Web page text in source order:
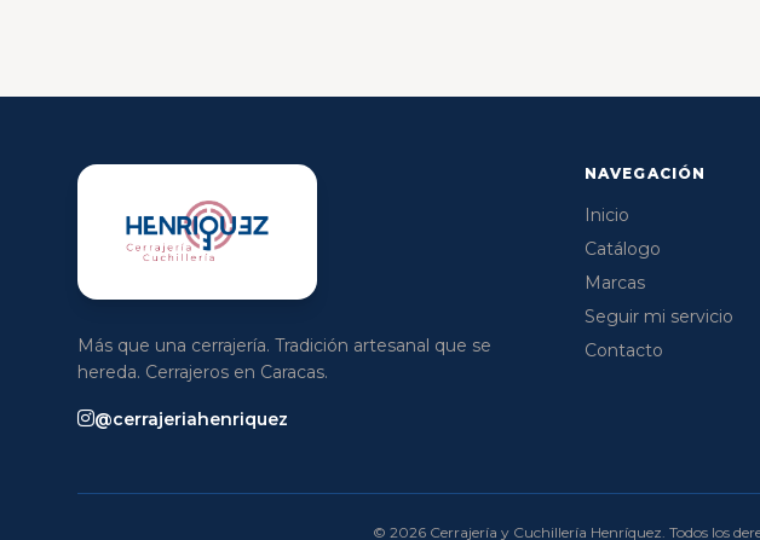
Más que una cerrajería. Tradición artesanal que se
hereda. Cerrajeros en Caracas.
@cerrajeriahenriquez
NAVEGACIÓN
Inicio
Catálogo
Marcas
Seguir mi servicio
Contacto
© 2026 Cerrajería y Cuchillería Henríquez. Todos los